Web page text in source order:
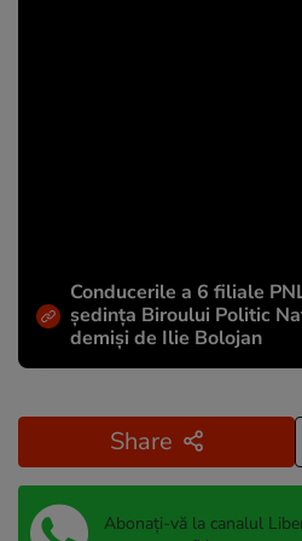
Conducerile a 6 filiale
ședința Biroului Politic
demiși de Ilie Bolojan
Share
Abonați-vă la canalul